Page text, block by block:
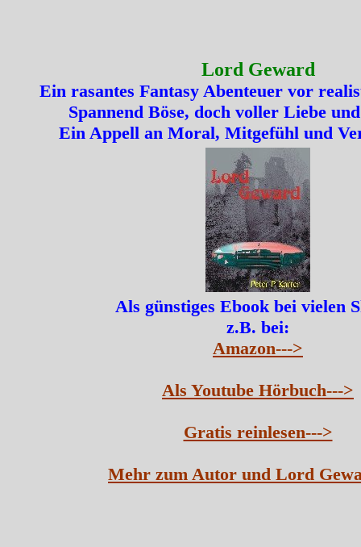
Lord Geward
Ein rasantes Fantasy Abenteuer vor
Spannend Böse, doch voller Liebe
Ein Appell an Moral, Mitgefühl und
Als günstiges Ebook bei vielen
z.B. bei:
Amazon--->
Als Youtube Hörbuch--->
Gratis reinlesen--->
Mehr zum Autor und Lord